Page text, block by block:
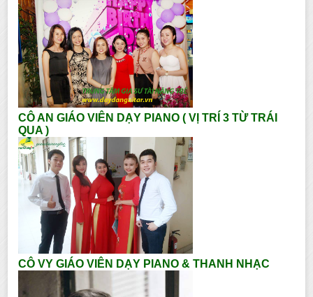
CÔ AN GIÁO VIÊN DẠY PIANO ( VỊ TRÍ 3 TỪ TRÁI
QUA )
CÔ VY GIÁO VIÊN DẠY PIANO & THANH NHẠC